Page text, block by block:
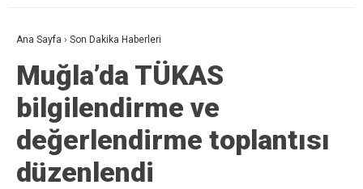
Ana Sayfa › Son Dakika Haberleri
Muğla’da TÜKAS
bilgilendirme ve
değerlendirme toplantısı
düzenlendi